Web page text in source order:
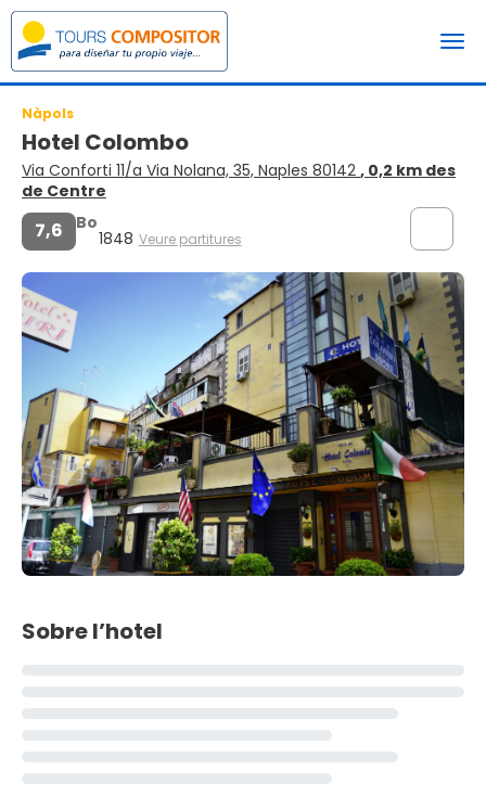
Nàpols
Hotel Colombo
Via Conforti 11/a Via Nolana, 35, Naples 80142 , 0,2 km des
de Centre
7,6 Bo
1848 Veure partitures
Sobre l’hotel